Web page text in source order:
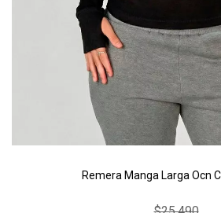
Remera Manga Larga Ocn